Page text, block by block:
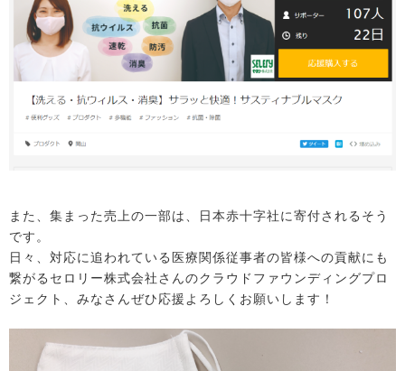
また、集まった売上の一部は、日本赤十字社に寄付されるそう
です。
日々、対応に追われている医療関係従事者の皆様への貢献にも
繋がるセロリー株式会社さんのクラウドファウンディングプロ
ジェクト、みなさんぜひ応援よろしくお願いします！